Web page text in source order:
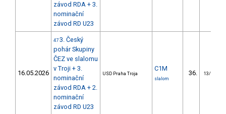
závod RDA + 3.
nominační
závod RD U23
16.05.2026
47 3. Český
pohár Skupiny
ČEZ ve slalomu
v Troji + 3.
nominační
závod RDA + 2.
nominační
závod RD U23
USD Praha Troja
C1M
slalom
36. 13/U23